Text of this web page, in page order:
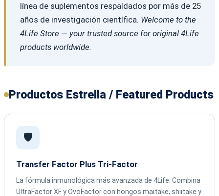
línea de suplementos respaldados por más de 25
años de investigación científica. Welcome to the
4Life Store — your trusted source for original 4Life
products worldwide.
Productos Estrella / Featured Products
🛡️
Transfer Factor Plus Tri-Factor
La fórmula inmunológica más avanzada de 4Life. Combina
UltraFactor XF y OvoFactor con hongos maitake, shiitake y